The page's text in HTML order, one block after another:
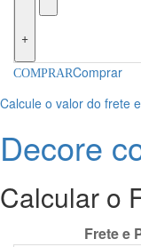
+
Comprar
Calcule o valor do frete
Decore
Calcular o
Calcular o Frete